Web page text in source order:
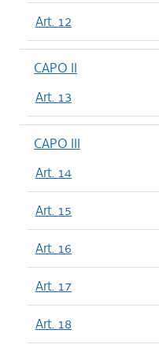
Art. 12
CAPO II
Art. 13
CAPO III
Art. 14
Art. 15
Art. 16
Art. 17
Art. 18